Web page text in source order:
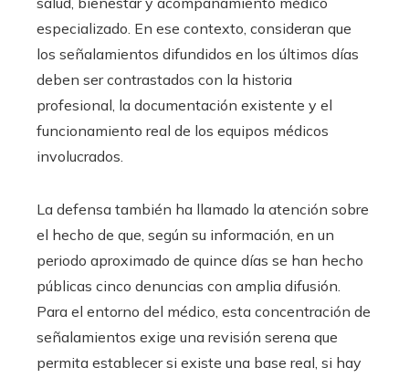
especializado. En ese contexto, consideran que
los señalamientos difundidos en los últimos días
deben ser contrastados con la historia
profesional, la documentación existente y el
funcionamiento real de los equipos médicos
involucrados.
La defensa también ha llamado la atención sobre
el hecho de que, según su información, en un
periodo aproximado de quince días se han hecho
públicas cinco denuncias con amplia difusión.
Para el entorno del médico, esta concentración de
señalamientos exige una revisión serena que
permita establecer si existe una base real, si hay